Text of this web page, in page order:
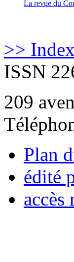
La revue du
>>
ISSN
209
Plan
édité
accès